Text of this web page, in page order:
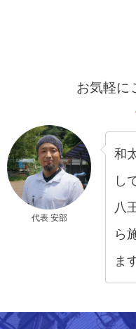
お気軽に
代表 安部
和
し
八
ら
ま